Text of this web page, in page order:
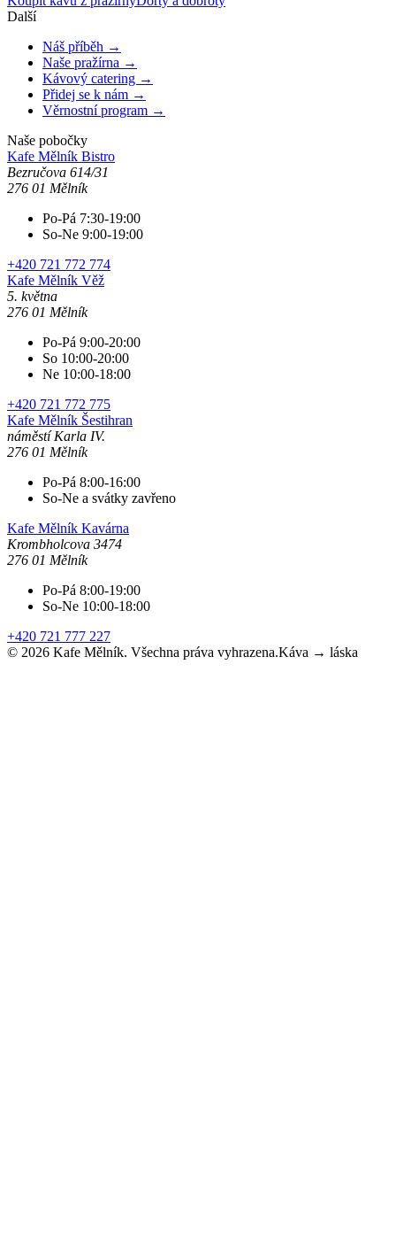
Další
Náš příběh →
Naše pražírna →
Kávový catering →
Přidej se k nám →
Věrnostní program →
Naše pobočky
Kafe Mělník Bistro
Bezručova 614/31
276 01 Mělník
Po-Pá 7:30-19:00
So-Ne 9:00-19:00
+420 721 772 774
Kafe Mělník Věž
5. května
276 01 Mělník
Po-Pá 9:00-20:00
So 10:00-20:00
Ne 10:00-18:00
+420 721 772 775
Kafe Mělník Šestihran
náměstí Karla IV.
276 01 Mělník
Po-Pá 8:00-16:00
So-Ne a svátky zavřeno
Kafe Mělník Kavárna
Krombholcova 3474
276 01 Mělník
Po-Pá 8:00-19:00
So-Ne 10:00-18:00
+420 721 777 227
© 2026 Kafe Mělník. Všechna práva vyhrazena.Káva → láska